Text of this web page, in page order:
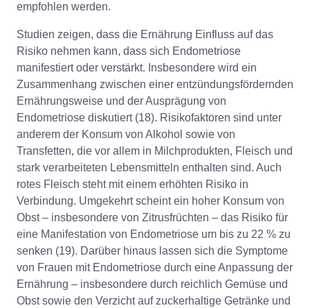
empfohlen werden.
Studien zeigen, dass die Ernährung Einfluss auf das
Risiko nehmen kann, dass sich Endometriose
manifestiert oder verstärkt. Insbesondere wird ein
Zusammenhang zwischen einer entzündungsfördernden
Ernährungsweise und der Ausprägung von
Endometriose diskutiert (18). Risikofaktoren sind unter
anderem der Konsum von Alkohol sowie von
Transfetten, die vor allem in Milchprodukten, Fleisch und
stark verarbeiteten Lebensmitteln enthalten sind. Auch
rotes Fleisch steht mit einem erhöhten Risiko in
Verbindung. Umgekehrt scheint ein hoher Konsum von
Obst – insbesondere von Zitrusfrüchten – das Risiko für
eine Manifestation von Endometriose um bis zu 22 % zu
senken (19). Darüber hinaus lassen sich die Symptome
von Frauen mit Endometriose durch eine Anpassung der
Ernährung – insbesondere durch reichlich Gemüse und
Obst sowie den Verzicht auf zuckerhaltige Getränke und